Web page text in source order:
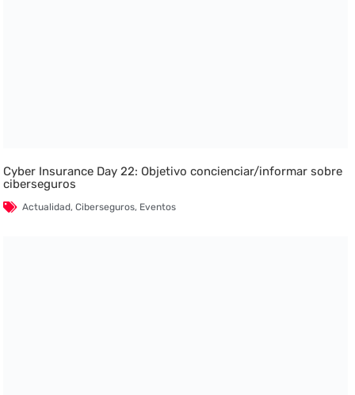
Cyber Insurance Day 22: Objetivo concienciar/informar sobre
ciberseguros
Actualidad,Ciberseguros, Eventos